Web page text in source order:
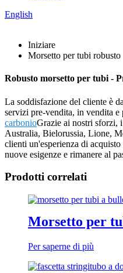
English
Iniziare
Morsetto per tubi robusto
Robusto morsetto per tubi -
La soddisfazione del cliente è
servizi pre-vendita, in vendita
carbonioGrazie ai nostri sforzi,
Australia, Bielorussia, Lione,
clienti un'esperienza di
nuove esigenze e rimanere al
Prodotti correlati
Morsetto per
Per saperne di più